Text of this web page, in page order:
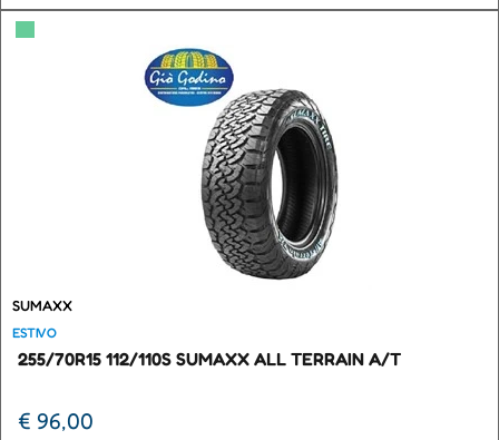
▀
SUMAXX
ESTIVO
255/70R15 112/110S SUMAXX ALL TERRAIN A/T
€ 96,00